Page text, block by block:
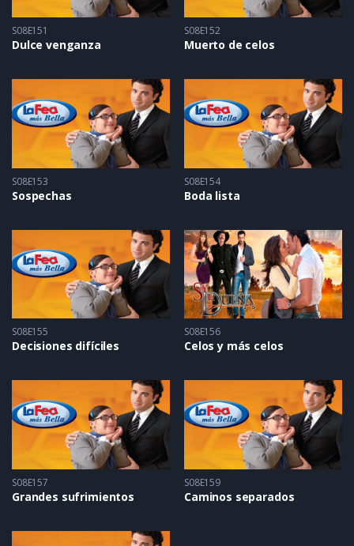
S08E151
Dulce venganza
S08E152
Muerto de celos
S08E153
Sospechas
S08E154
Boda lista
S08E155
Decisiones difíciles
S08E156
Celos y más celos
S08E157
Grandes sufrimientos
S08E159
Caminos separados